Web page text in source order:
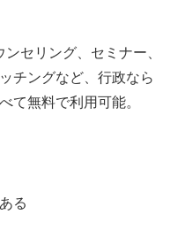
ンセリング、セミナー、
チングなど、行政なら
て無料で利用可能。
る